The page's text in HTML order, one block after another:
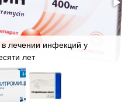
лечении инфекций у
лет